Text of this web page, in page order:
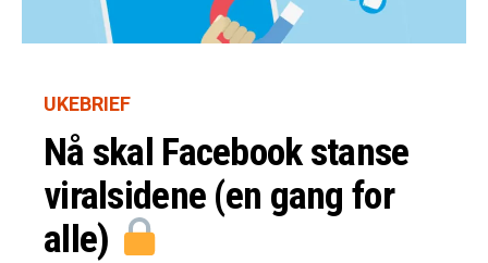
UKEBRIEF
Nå skal Facebook stanse
viralsidene (en gang for
alle)